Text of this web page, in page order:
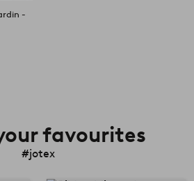
-
favourites
#jotex